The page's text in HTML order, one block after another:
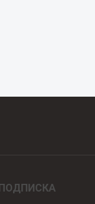
ПОДПИСКА